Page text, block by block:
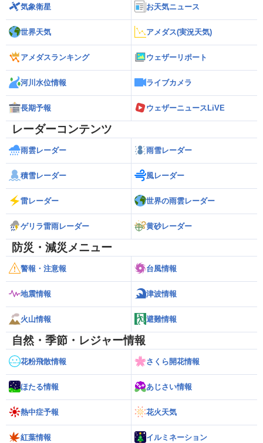
気象衛星 お天気ニュース
世界天気 アメダス(実況天気)
アメダスランキング ウェザーリポート
河川水位情報 ライブカメラ
長期予報 ウェザーニュースLiVE
レーダーコンテンツ
雨雲レーダー 雨雪レーダー
積雪レーダー 風レーダー
雷レーダー 世界の雨雲レーダー
ゲリラ雷雨レーダー 黄砂レーダー
防災・減災メニュー
警報・注意報 台風情報
地震情報 津波情報
火山情報 避難情報
自然・季節・レジャー情報
花粉飛散情報 さくら開花情報
ほたる情報 あじさい情報
熱中症予報 花火天気
紅葉情報 イルミネーション